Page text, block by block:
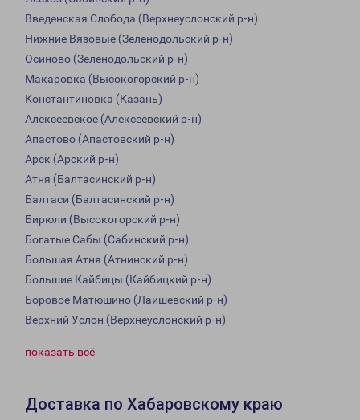
Введенская Слобода (Верхнеуслонский р-н)
Нижние Вязовые (Зеленодольский р-н)
Осиново (Зеленодольский р-н)
Макаровка (Высокогорский р-н)
Константиновка (Казань)
Алексеевское (Алексеевский р-н)
Апастово (Апастовский р-н)
Арск (Арский р-н)
Атня (Балтасинский р-н)
Балтаси (Балтасинский р-н)
Бирюли (Высокогорский р-н)
Богатые Сабы (Сабинский р-н)
Большая Атня (Атнинский р-н)
Большие Кайбицы (Кайбицкий р-н)
Боровое Матюшино (Лаишевский р-н)
Верхний Услон (Верхнеуслонский р-н)
показать всё
Доставка по Хабаровскому краю